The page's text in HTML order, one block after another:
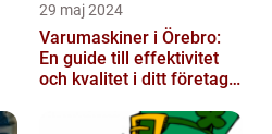
29 maj 2024
Varumaskiner i Örebro:
En guide till effektivitet
och kvalitet i ditt företags